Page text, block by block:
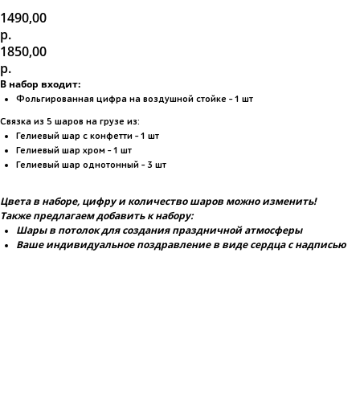
1490,00
р.
1850,00
р.
В набор входит:
Фольгированная цифра на воздушной стойке - 1 шт
Связка из 5 шаров на грузе из:
Гелиевый шар с конфетти - 1 шт
Гелиевый шар хром - 1 шт
Гелиевый шар однотонный - 3 шт
Цвета в наборе, цифру и количество шаров можно изменить!
Также предлагаем добавить к набору:
Шары в потолок для создания праздничной атмосферы
Ваше индивидуальное поздравление в виде сердца с надписью